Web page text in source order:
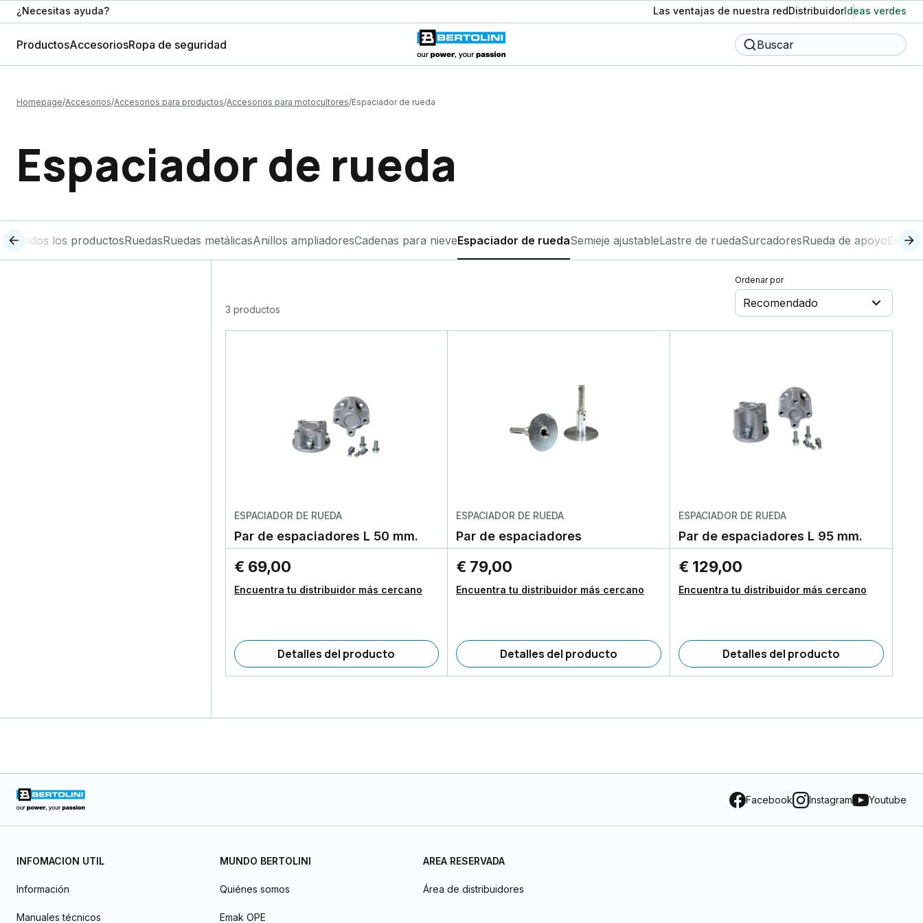
¿Necesitas ayuda? Las ventajas de nuestra redDistribuidorIdeas verdes
ProductosAccesoriosRopa de seguridad Buscar
Homepage Accesorios Accesorios para productos Accesorios para motocultores Espaciador de rueda
Espaciador de rueda
Todos los productosRuedasRuedas metálicasAnillos ampliadoresCadenas para nieveEspaciador de ruedaSemieje ajustableLastre de ruedaSurcadoresRueda de apoyo
3 productos
Ordenar por
Recomendado
ESPACIADOR DE RUEDA
Par de espaciadores L 50 mm.
€ 69,00
Encuentra tu distribuidor más cercano
Detalles del producto
ESPACIADOR DE RUEDA
Par de espaciadores
€ 79,00
Encuentra tu distribuidor más cercano
Detalles del producto
ESPACIADOR DE RUEDA
Par de espaciadores L 95 mm.
€ 129,00
Encuentra tu distribuidor más cercano
Detalles del producto
Facebook Instagram Youtube
INFOMACION UTIL
Información
Manuales técnicos
MUNDO BERTOLINI
Quiénes somos
Emak OPE
AREA RESERVADA
Área de distribuidores